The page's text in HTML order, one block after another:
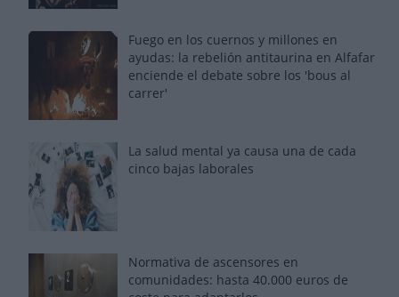
Fuego en los cuernos y millones en
ayudas: la rebelión antitaurina en Alfafar
enciende el debate sobre los 'bous al
carrer'
La salud mental ya causa una de cada
cinco bajas laborales
Normativa de ascensores en
comunidades: hasta 40.000 euros de